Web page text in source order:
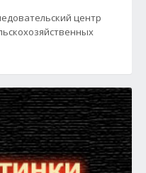
центр